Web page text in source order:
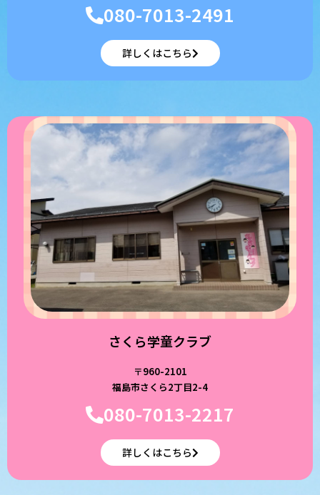
080-7013-2491
詳しくはこちら
さくら学童クラブ
〒960-2101
福島市さくら2丁目2-4
080-7013-2217
詳しくはこちら